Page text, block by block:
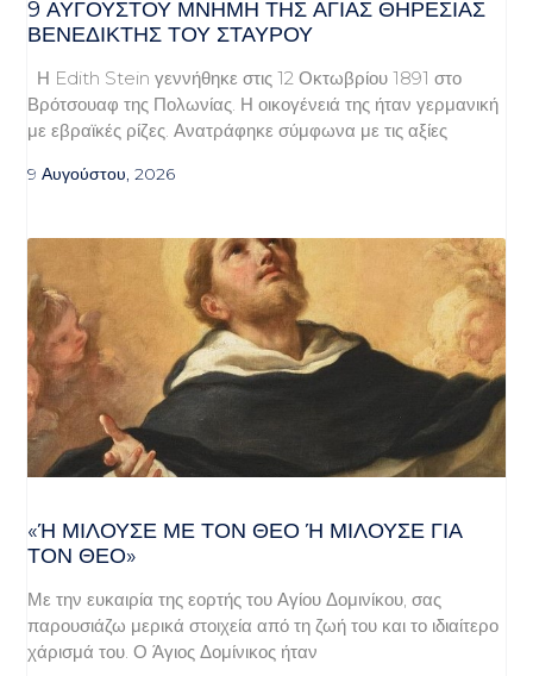
9 ΑΥΓΟΥΣΤΟΥ ΜΝΗΜΗ ΤΗΣ ΑΓΙΑΣ ΘΗΡΕΣΙΑΣ
ΒΕΝΕΔΙΚΤΗΣ ΤΟΥ ΣΤΑΥΡΟΥ
Η Edith Stein γεννήθηκε στις 12 Οκτωβρίου 1891 στο
Βρότσουαφ της Πολωνίας. Η οικογένειά της ήταν γερμανική
με εβραϊκές ρίζες. Ανατράφηκε σύμφωνα με τις αξίες
9 Αυγούστου, 2026
«Ή ΜΙΛΟΎΣΕ ΜΕ ΤΟΝ ΘΕΌ Ή ΜΙΛΟΎΣΕ ΓΙΑ ΤΟ
Ν ΘΕΌ»
Με την ευκαιρία της εορτής του Αγίου Δομινίκου, σας
παρουσιάζω μερικά στοιχεία από τη ζωή του και το ιδιαίτερο
χάρισμά του. Ο Άγιος Δομίνικος ήταν